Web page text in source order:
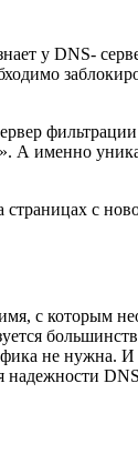
у DNS-
именно
с
с которым
не нужна.
надежности